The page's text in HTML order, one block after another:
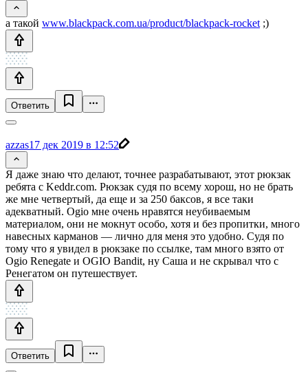
а такой www.blackpack.com.ua/product/blackpack-rocket ;)
Ответить
azzas17 дек 2019 в 12:52
Я даже знаю что делают, точнее разрабатывают, этот рюкзак
ребята с Keddr.com. Рюкзак судя по всему хорош, но не брать
же мне четвертый, да еще и за 250 баксов, я все таки
адекватный. Ogio мне очень нравятся неубиваемым
материалом, они не мокнут особо, хотя и без пропитки, много
навесных карманов — лично для меня это удобно. Судя по
тому что я увидел в рюкзаке по ссылке, там много взято от
Ogio Renegate и OGIO Bandit, ну Саша и не скрывал что с
Ренегатом он путешествует.
Ответить